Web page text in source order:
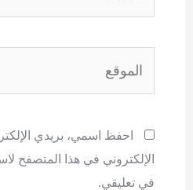
احفظ اسمي، بريدي
الإلكتروني في هذا المتصفح
في تعليقي.